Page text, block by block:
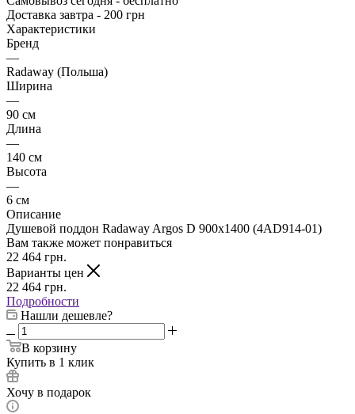
Доставка завтра - 200 грн
Характеристики
Бренд
—
Radaway (Польша)
Ширина
—
90 см
Длина
—
140 см
Высота
—
6 см
Описание
Душевой поддон Radaway Argos D 900x1400 (4AD914-01)
Вам также может понравиться
22 464 грн.
Варианты цен
22 464 грн.
Подробности
Нашли дешевле?
В корзину
Купить в 1 клик
Хочу в подарок